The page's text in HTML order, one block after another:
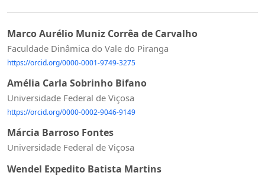
Marco Aurélio Muniz Corrêa de Carvalho
Faculdade Dinâmica do Vale do Piranga
https://orcid.org/0000-0001-9749-3275
Amélia Carla Sobrinho Bifano
Universidade Federal de Viçosa
https://orcid.org/0000-0002-9046-9149
Márcia Barroso Fontes
Universidade Federal de Viçosa
Wendel Expedito Batista Martins